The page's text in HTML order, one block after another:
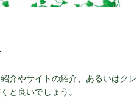
介やサイトの紹介、あるいはクレ
と良いでしょう。